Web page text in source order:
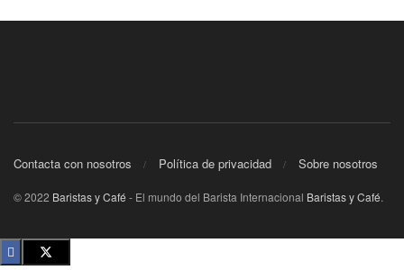
Contacta con nosotros Política de privacidad Sobre nosotros
© 2022 Baristas y Café - El mundo del Barista Internacional Baristas y Café.